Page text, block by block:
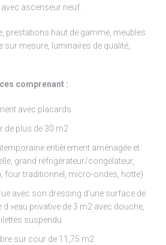
ascenseur neuf.
prestations haut de gamme, meubles
sur mesure, luminaires de qualité,
comprenant :
avec placards
de plus de 30 m2
entièrement aménagée et
grand réfrigérateur/congélateur,
four traditionnel, micro-ondes, hotte)
avec son dressing d’une surface de
»eau privative de 3 m2 avec douche,
suspendu
sur cour de 11,75 m2